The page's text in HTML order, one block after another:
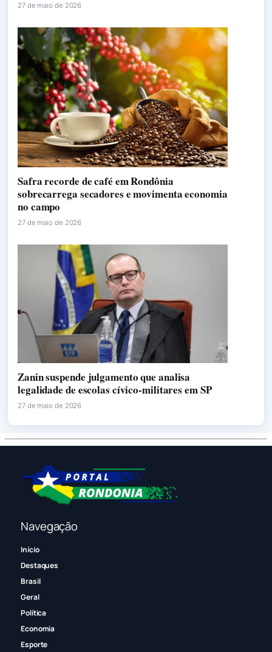
27 de maio de 2026
Safra recorde de café em Rondônia
sobrecarrega secadores e movimenta economia
no campo
27 de maio de 2026
Zanin suspende julgamento que analisa
legalidade de escolas cívico-militares em SP
27 de maio de 2026
Navegação
Início
Destaques
Brasil
Geral
Política
Economia
Esporte